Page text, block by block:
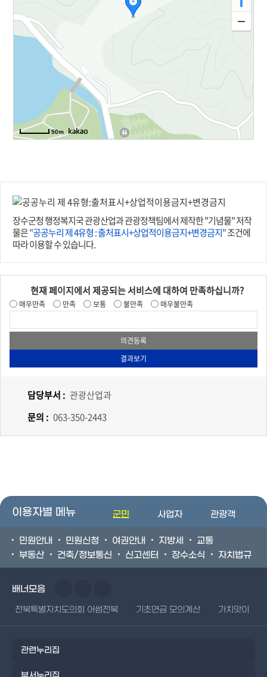
50m
장수군청 행정복지국 관광산업과 관광정책팀에서 제작한 "기념물" 저작
물은"공공누리 제 4유형 : 출처표시+상업적이용금지+변경금지"조건에
따라 이용할 수 있습니다.
현재 페이지에서 제공되는 서비스에 대하여 만족하십니까?
매우만족 만족 보통 불만족 매우불만족
담당부서 : 관광산업과
문의 : 063-350-2443
이용자별 메뉴 군민 사업자 관광객
민원안내 민원신청 여권안내 지방세
교통
부동산
건축/정보통신 신고센터 장수소식 자치법규
배너모음
전북특별자치도의회 어썸전북 기초연금 모의계산 가치앗이
관련누리집